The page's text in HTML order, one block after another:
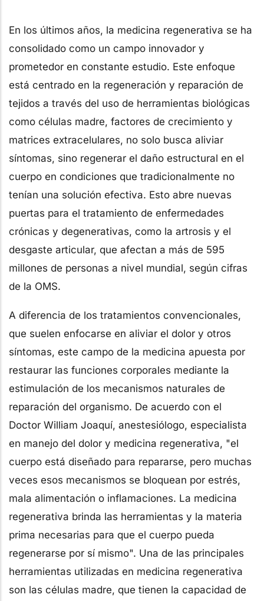
En los últimos años, la medicina regenerativa se ha
consolidado como un campo innovador y
prometedor en constante estudio. Este enfoque
está centrado en la regeneración y reparación de
tejidos a través del uso de herramientas biológicas
como células madre, factores de crecimiento y
matrices extracelulares, no solo busca aliviar
síntomas, sino regenerar el daño estructural en el
cuerpo en condiciones que tradicionalmente no
tenían una solución efectiva. Esto abre nuevas
puertas para el tratamiento de enfermedades
crónicas y degenerativas, como la artrosis y el
desgaste articular, que afectan a más de 595
millones de personas a nivel mundial, según cifras
de la OMS.
A diferencia de los tratamientos convencionales,
que suelen enfocarse en aliviar el dolor y otros
síntomas, este campo de la medicina apuesta por
restaurar las funciones corporales mediante la
estimulación de los mecanismos naturales de
reparación del organismo. De acuerdo con el
Doctor William Joaquí, anestesiólogo, especialista
en manejo del dolor y medicina regenerativa, "el
cuerpo está diseñado para repararse, pero muchas
veces esos mecanismos se bloquean por estrés,
mala alimentación o inflamaciones. La medicina
regenerativa brinda las herramientas y la materia
prima necesarias para que el cuerpo pueda
regenerarse por sí mismo". Una de las principales
herramientas utilizadas en medicina regenerativa
son las células madre, que tienen la capacidad de